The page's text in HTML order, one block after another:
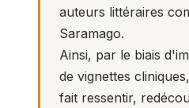
auteurs littéraires
Saramago.
Ainsi, par le biais
de vignettes
fait ressentir,